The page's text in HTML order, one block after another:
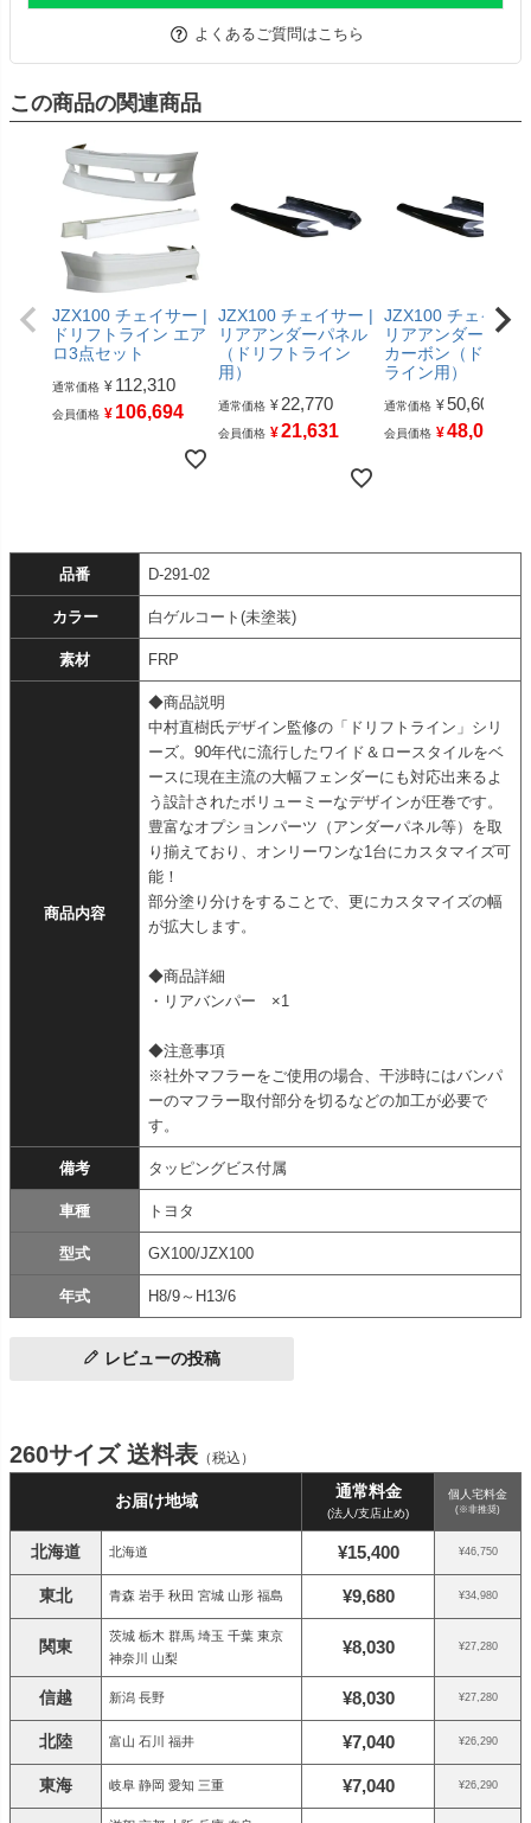
よくあるご質問はこちら
この商品の関連商品
JZX100 チェイサー |
ドリフトライン エア
ロ3点セット
通常価格 ¥ 112,310
会員価格 ¥ 106,694
JZX100 チェイサー |
リアアンダーパネル
（ドリフトライン
用）
通常価格 ¥ 22,770
会員価格 ¥21,631
JZX100 チェイサ
リアアンダーパネ
カーボン（ドリフ
ライン用）
通常価格 ¥50,600
会員価格 ¥48,070
品番 D-291-02
カラー 白ゲルコート(未塗装)
素材 FRP
商品内容
◆商品説明
中村直樹氏デザイン監修の「ドリフトライン」シリ
ーズ。90年代に流行したワイド＆ロースタイルをベ
ースに現在主流の大幅フェンダーにも対応出来るよ
う設計されたボリューミーなデザインが圧巻です。
豊富なオプションパーツ（アンダーパネル等）を取
り揃えており、オンリーワンな1台にカスタマイズ可
能！
部分塗り分けをすることで、更にカスタマイズの幅
が拡大します。
◆商品詳細
・リアバンパー ×1
◆注意事項
※社外マフラーをご使用の場合、干渉時にはバンパ
ーのマフラー取付部分を切るなどの加工が必要で
す。
備考 タッピングビス付属
車種 トヨタ
型式 GX100/JZX100
年式 H8/9～H13/6
レビューの投稿
260サイズ 送料表 （税込）
お届け地域 通常料金
(法人/支店止め)
個人宅料金
(※非推奨)
北海道 北海道 ¥15,400 ¥46,750
東北 青森 岩手 秋田 宮城 山形 福島 ¥9,680 ¥34,980
関東
茨城 栃木 群馬 埼玉 千葉 東京
神奈川 山梨
¥8,030 ¥27,280
信越 新潟 長野 ¥8,030 ¥27,280
北陸 富山 石川 福井 ¥7,040 ¥26,290
東海 岐阜 静岡 愛知 三重 ¥7,040 ¥26,290